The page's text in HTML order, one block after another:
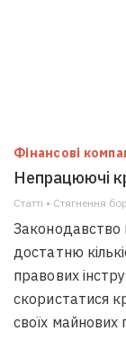
Фінансові
Непрацюючі
Статті • Стягнення
Законодавство
достатню
правових
скористатися
своїх майнових